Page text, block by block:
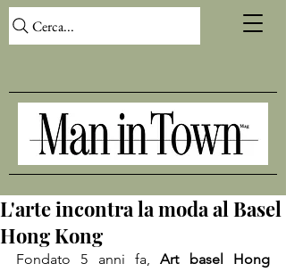
Cerca...
L'arte incontra la moda al Basel
Hong Kong
Fondato 5 anni fa, Art basel Hong